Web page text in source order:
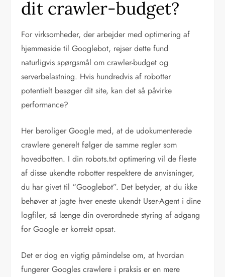
dit crawler-budget?
For virksomheder, der arbejder med optimering af
hjemmeside til Googlebot, rejser dette fund
naturligvis spørgsmål om crawler-budget og
serverbelastning. Hvis hundredvis af robotter
potentielt besøger dit site, kan det så påvirke
performance?
Her beroliger Google med, at de udokumenterede
crawlere generelt følger de samme regler som
hovedbotten. I din robots.txt optimering vil de fleste
af disse ukendte robotter respektere de anvisninger,
du har givet til “Googlebot”. Det betyder, at du ikke
behøver at jagte hver eneste ukendt User-Agent i dine
logfiler, så længe din overordnede styring af adgang
for Google er korrekt opsat.
Det er dog en vigtig påmindelse om, at hvordan
fungerer Googles crawlere i praksis er en mere